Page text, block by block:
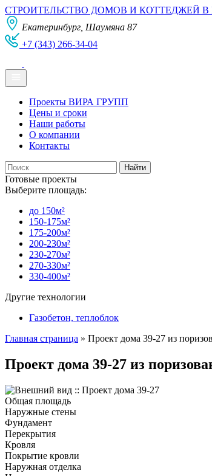
СТРОИТЕЛЬСТВО ДОМОВ И КОТТЕДЖЕЙ В
Екатеринбург, Шаумяна 87
+7 (343) 266-34-04
Проекты ВИРА ГРУПП
Цены и сроки
Наши работы
О компании
Контакты
Готовые проекты
Выберите площадь:
до 150м²
150-175м²
175-200м²
200-230м²
230-270м²
270-330м²
330-400м²
Другие технологии
Газобетон, теплоблок
Главная страница » Проект дома 39-27 из
Проект дома 39-27 из
Общая площадь
Наружные стены
Фундамент
Перекрытия
Кровля
Покрытие кровли
Наружная отделка